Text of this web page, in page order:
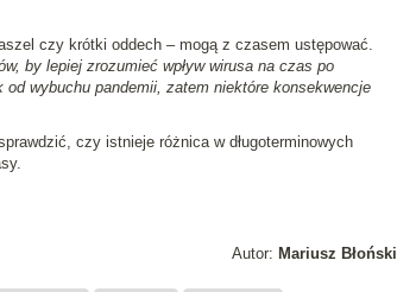
czy krótki oddech – mogą z czasem ustępować.
by lepiej zrozumieć wpływ wirusa na czas po
wybuchu pandemii, zatem niektóre konsekwencje
czy istnieje różnica w długoterminowych
Autor: Mariusz Błoński